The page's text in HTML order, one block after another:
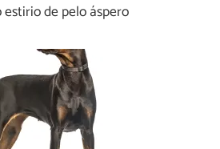
estirio de pelo áspero